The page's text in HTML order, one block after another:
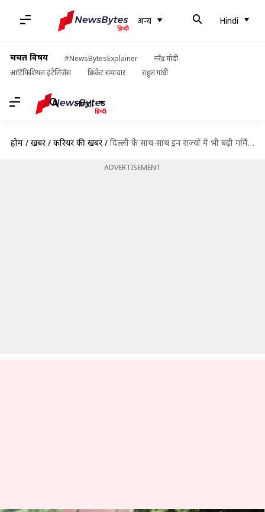
अन्य Hindi
चर्चित विषय #NewsBytesExplainer
नरेंद्र मोदी
आर्टिफिशियल इंटेलिजेंस
क्रिकेट समाचार राहुल गांधी
Hindi
होम / खबरें / करियर की खबरें / दिल्ली के साथ-साथ इन राज्यों में भी बढ़ी गर्मियों की छुट्टियां, जानें अब कब खुलेंगे स्कूल
ADVERTISEMENT